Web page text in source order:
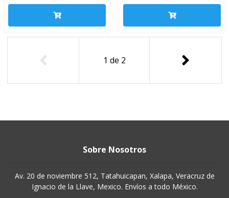
1 de 2
Sobre Nosotros
Av. 20 de noviembre 512, Tatahuicapan, Xalapa, Veracruz de
Ignacio de la Llave, Mexico. Envíos a todo México.